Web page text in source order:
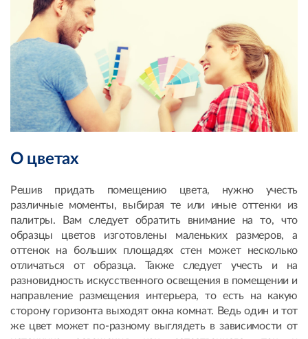
О цветах
Решив придать помещению цвета, нужно учесть
различные моменты, выбирая те или иные оттенки из
палитры. Вам следует обратить внимание на то, что
образцы цветов изготовлены маленьких размеров, а
оттенок на больших площадях стен может несколько
отличаться от образца. Также следует учесть и на
разновидность искусственного освещения в помещении и
направление размещения интерьера, то есть на какую
сторону горизонта выходят окна комнат. Ведь один и тот
же цвет может по-разному выглядеть в зависимости от